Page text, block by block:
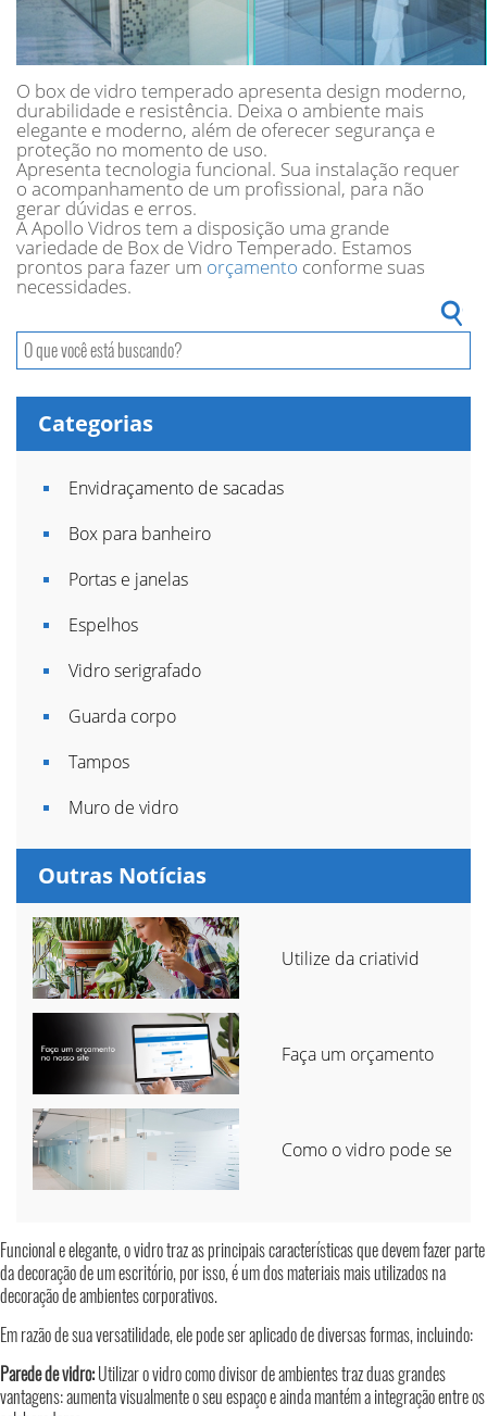
O box de vidro temperado apresenta design moderno,
durabilidade e resistência. Deixa o ambiente mais
elegante e moderno, além de oferecer segurança e
proteção no momento de uso.
Apresenta tecnologia funcional. Sua instalação requer
o acompanhamento de um profissional, para não
gerar dúvidas e erros.
A Apollo Vidros tem a disposição uma grande
variedade de Box de Vidro Temperado. Estamos
prontos para fazer um orçamento conforme suas
necessidades.
Categorias
Envidraçamento de sacadas
Box para banheiro
Portas e janelas
Espelhos
Vidro serigrafado
Guarda corpo
Tampos
Muro de vidro
Outras Notícias
Utilize da criativid
Faça um orçamento
Como o vidro pode se
Funcional e elegante, o vidro traz as principais características que devem fazer parte
da decoração de um escritório, por isso, é um dos materiais mais utilizados na
decoração de ambientes corporativos.
Em razão de sua versatilidade, ele pode ser aplicado de diversas formas, incluindo:
Parede de vidro:Utilizar o vidro como divisor de ambientes traz duas grandes
vantagens: aumenta visualmente o seu espaço e ainda mantém a integração entre os